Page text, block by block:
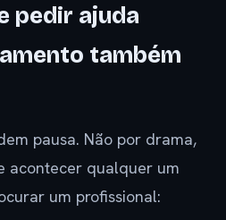
pedir ajuda
também
pausa. Não por drama,
acontecer qualquer um
um profissional: